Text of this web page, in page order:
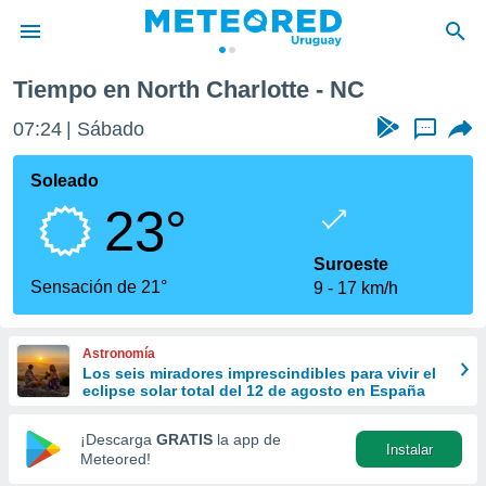
de
ha
calidad.
a este
las
y
forma
digital
basada
Tiempo en North Charlotte - NC
07:24 Sábado ...
Soleado
23°
Sensación de 21°
Suroeste
9
17 km/h
Astronomía
Los seis miradores imprescindibles para vivir el
eclipse solar total del 12 de agosto en España
¡Descarga GRATIS la app de
Meteored!
Instalar